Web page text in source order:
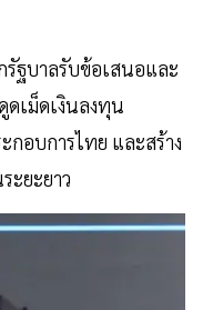
รัฐบาลรับข้อเสนอและ
เม็ดเงินลงทุน
กอบการไทย และสร้าง
ะยะยาว